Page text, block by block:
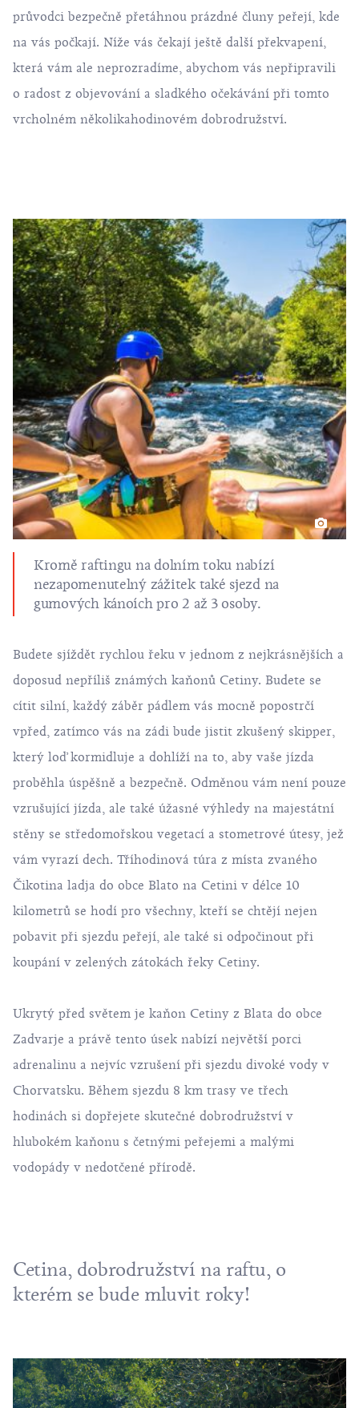
průvodci bezpečně přetáhnou prázdné čluny peřejí, kde
na vás počkají. Níže vás čekají ještě další překvapení,
která vám ale neprozradíme, abychom vás nepřipravili
o radost z objevování a sladkého očekávání při tomto
vrcholném několikahodinovém dobrodružství.
Kromě raftingu na dolním toku nabízí
nezapomenutelný zážitek také sjezd na
gumových kánoích pro 2 až 3 osoby.
Budete sjíždět rychlou řeku v jednom z nejkrásnějších a
doposud nepříliš známých kaňonů Cetiny. Budete se
cítit silní, každý záběr pádlem vás mocně popostrčí
vpřed, zatímco vás na zádi bude jistit zkušený skipper,
který loď kormidluje a dohlíží na to, aby vaše jízda
proběhla úspěšně a bezpečně. Odměnou vám není pouze
vzrušující jízda, ale také úžasné výhledy na majestátní
stěny se středomořskou vegetací a stometrové útesy, jež
vám vyrazí dech. Tříhodinová túra z místa zvaného
Čikotina ladja do obce Blato na Cetini v délce 10
kilometrů se hodí pro všechny, kteří se chtějí nejen
pobavit při sjezdu peřejí, ale také si odpočinout při
koupání v zelených zátokách řeky Cetiny.
Ukrytý před světem je kaňon Cetiny z Blata do obce
Zadvarje a právě tento úsek nabízí největší porci
adrenalinu a nejvíc vzrušení při sjezdu divoké vody v
Chorvatsku. Během sjezdu 8 km trasy ve třech
hodinách si dopřejete skutečné dobrodružství v
hlubokém kaňonu s četnými peřejemi a malými
vodopády v nedotčené přírodě.
Cetina, dobrodružství na raftu, o
kterém se bude mluvit roky!